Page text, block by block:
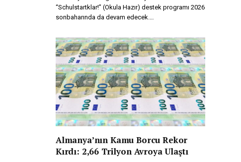
“Schulstartklar!” (Okula Hazır) destek programı 2026
sonbaharında da devam edecek.…
Almanya’nın Kamu Borcu Rekor
Kırdı: 2,66 Trilyon Avroya Ulaştı